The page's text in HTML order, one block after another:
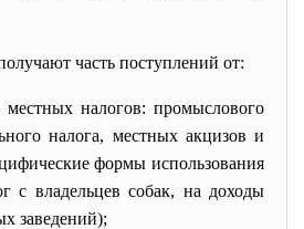
часть поступлений от:
налогов: промыслового
налога, местных акцизов и
формы использования
с владельцев собак, на доходы
заведений);